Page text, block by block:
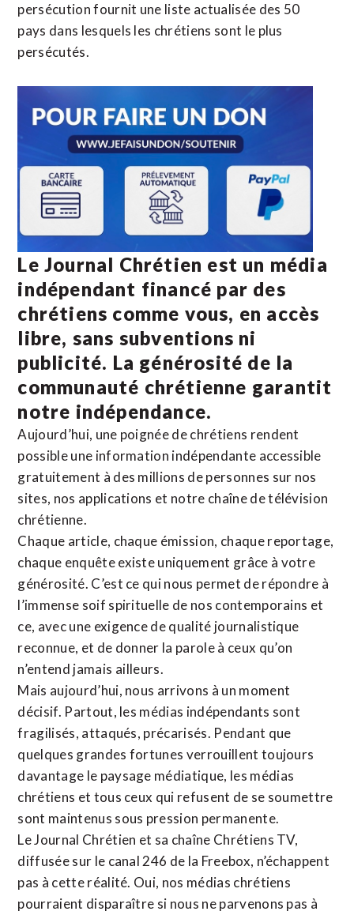
persécution fournit une liste actualisée des 50
pays dans lesquels les chrétiens sont le plus
persécutés.
Le Journal Chrétien est un média
indépendant financé par des
chrétiens comme vous, en accès
libre, sans subventions ni
publicité. La générosité de la
communauté chrétienne garantit
notre indépendance.
Aujourd’hui, une poignée de chrétiens rendent
possible une information indépendante accessible
gratuitement à des millions de personnes sur nos
sites, nos applications et notre chaîne de télévision
chrétienne.
Chaque article, chaque émission, chaque reportage,
chaque enquête existe uniquement grâce à votre
générosité. C’est ce qui nous permet de répondre à
l’immense soif spirituelle de nos contemporains et
ce, avec une exigence de qualité journalistique
reconnue, et de donner la parole à ceux qu’on
n’entend jamais ailleurs.
Mais aujourd’hui, nous arrivons à un moment
décisif. Partout, les médias indépendants sont
fragilisés, attaqués, précarisés. Pendant que
quelques grandes fortunes verrouillent toujours
davantage le paysage médiatique, les médias
chrétiens et tous ceux qui refusent de se soumettre
sont maintenus sous pression permanente.
Le Journal Chrétien et sa chaîne Chrétiens TV,
diffusée sur le canal 246 de la Freebox, n’échappent
pas à cette réalité. Oui, nos médias chrétiens
pourraient disparaître si nous ne parvenons pas à